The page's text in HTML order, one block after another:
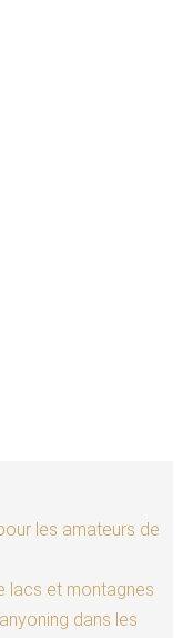
les amateurs de
lacs et montagnes
dans les